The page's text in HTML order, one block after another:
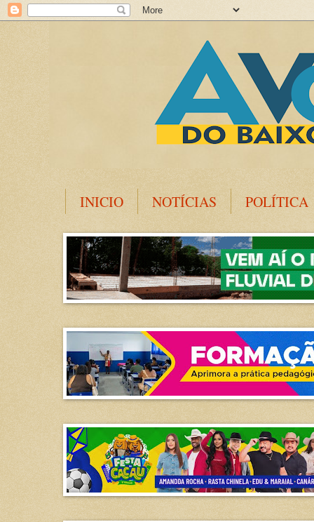
INICIO NOTÍCIAS POLÍTICA